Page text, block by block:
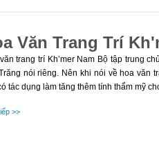
Văn Trang Trí
trang trí Kh’mer Nam Bộ tập trung
nói riêng. Nên khi nói về hoa văn
tác dụng làm tăng thêm tính thẩm mỹ
>>